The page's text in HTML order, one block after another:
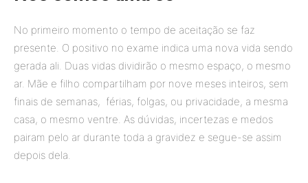
No primeiro momento o tempo de aceitação se faz
presente. O positivo no exame indica uma nova vida sendo
gerada ali. Duas vidas dividirão o mesmo espaço, o mesmo
ar. Mãe e filho compartilham por nove meses inteiros, sem
finais de semanas, férias, folgas, ou privacidade, a mesma
casa, o mesmo ventre. As dúvidas, incertezas e medos
pairam pelo ar durante toda a gravidez e segue-se assim
depois dela.